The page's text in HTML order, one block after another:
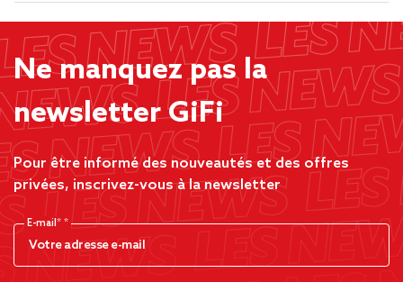
Ne manquez pas la
newsletter GiFi
Pour être informé des nouveautés et des offres
privées, inscrivez-vous à la newsletter
E-mail*